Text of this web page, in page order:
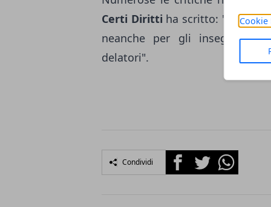
Cookie
Certi Diritti ha scritto: "La
neanche per gli insegnanti
delatori".
Condividi FacebookTwitterWhatsapp